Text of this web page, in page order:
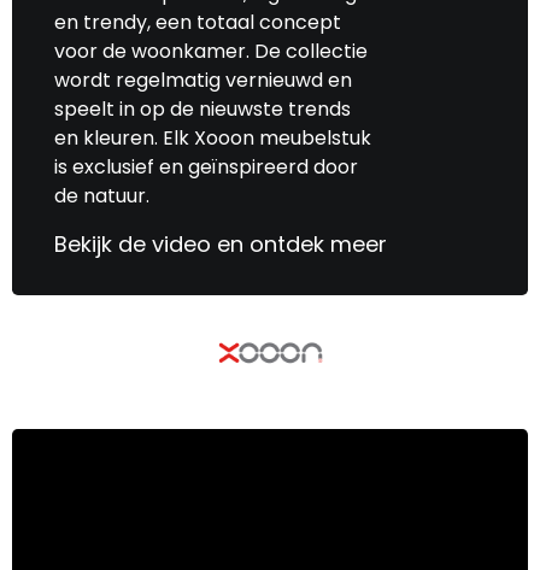
en trendy, een totaal concept
voor de woonkamer. De collectie
wordt regelmatig vernieuwd en
speelt in op de nieuwste trends
en kleuren. Elk Xooon meubelstuk
is exclusief en geïnspireerd door
de natuur.
Bekijk de video en ontdek meer